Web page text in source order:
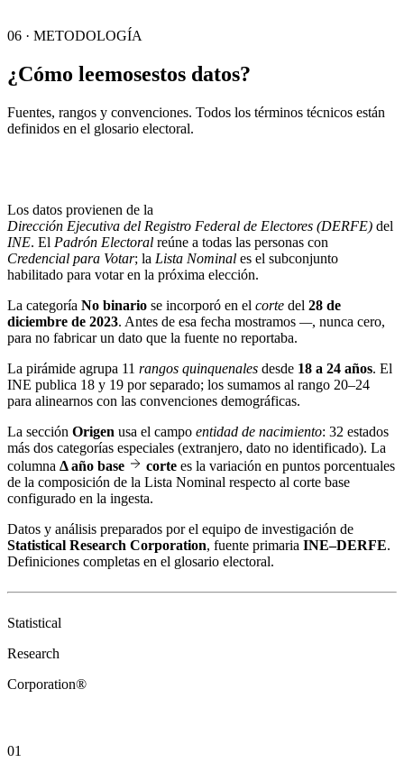
06 · METODOLOGÍA
¿Cómo leemosestos datos?
Fuentes, rangos y convenciones. Todos los términos técnicos están
definidos en el glosario electoral.
Los datos provienen de la
Dirección Ejecutiva del Registro Federal de Electores (DERFE) del
INE. El Padrón Electoral reúne a todas las personas con
Credencial para Votar; la Lista Nominal es el subconjunto
habilitado para votar en la próxima elección.
La categoría No binario se incorporó en el corte del 28 de
diciembre de 2023. Antes de esa fecha mostramos —, nunca cero,
para no fabricar un dato que la fuente no reportaba.
La pirámide agrupa 11 rangos quinquenales desde 18 a 24 años. El
INE publica 18 y 19 por separado; los sumamos al rango 20–24
para alinearnos con las convenciones demográficas.
La sección Origen usa el campo entidad de nacimiento: 32 estados
más dos categorías especiales (extranjero, dato no identificado). La
columna Δ año base corte es la variación en puntos porcentuales
de la composición de la Lista Nominal respecto al corte base
configurado en la ingesta.
Datos y análisis preparados por el equipo de investigación de
Statistical Research Corporation, fuente primaria INE–DERFE.
Definiciones completas en el glosario electoral.
Statistical
Research
Corporation®
01